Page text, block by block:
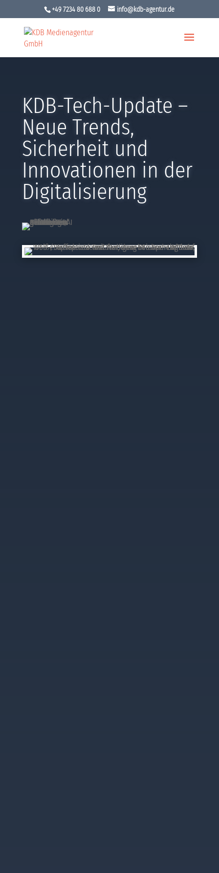
+49 7234 80 688 0 info@kdb-agentur.de
KDB-Tech-Update –
Neue Trends,
Sicherheit und
Innovationen in der
Digitalisierung